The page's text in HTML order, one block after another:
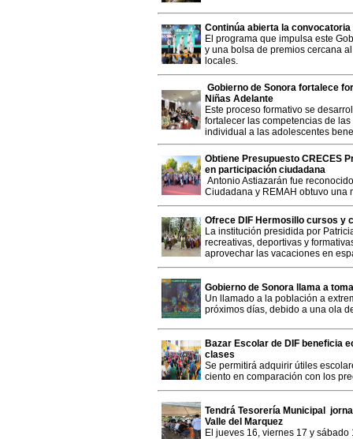
Continúa abierta la
El programa que impulsa este
y una bolsa de premios cercana
locales.
Gobierno de Sonora fortalece
Niñas Adelante
Este proceso formativo se
fortalecer las competencias de
individual a las adolescentes
Obtiene Presupuesto CRECES
en participación ciudadana
Antonio Astiazarán fue
Ciudadana y REMAH obtuvo una
Ofrece DIF Hermosillo cursos y
La institución presidida por
recreativas, deportivas y
aprovechar las vacaciones en
Gobierno de Sonora llama a
Un llamado a la población a
próximos días, debido a una ola
Bazar Escolar de DIF beneficia
clases
Se permitirá adquirir útiles
ciento en comparación con los
Tendrá Tesorería Municipal
Valle del Marquez
El jueves 16, viernes 17 y